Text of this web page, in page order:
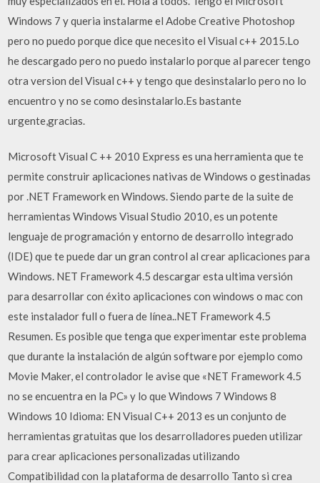
Windows 7 y queria instalarme el Adobe Creative Photoshop
pero no puedo porque dice que necesito el Visual c++ 2015.Lo
he descargado pero no puedo instalarlo porque al parecer tengo
otra version del Visual c++ y tengo que desinstalarlo pero no lo
encuentro y no se como desinstalarlo.Es bastante
urgente,gracias.
Microsoft Visual C ++ 2010 Express es una herramienta que te
permite construir aplicaciones nativas de Windows o gestinadas
por .NET Framework en Windows. Siendo parte de la suite de
herramientas Windows Visual Studio 2010, es un potente
lenguaje de programación y entorno de desarrollo integrado
(IDE) que te puede dar un gran control al crear aplicaciones para
Windows. NET Framework 4.5 descargar esta ultima versión
para desarrollar con éxito aplicaciones con windows o mac con
este instalador full o fuera de línea..NET Framework 4.5
Resumen. Es posible que tenga que experimentar este problema
que durante la instalación de algún software por ejemplo como
Movie Maker, el controlador le avise que «NET Framework 4.5
no se encuentra en la PC» y lo que Windows 7 Windows 8
Windows 10 Idioma: EN Visual C++ 2013 es un conjunto de
herramientas gratuitas que los desarrolladores pueden utilizar
para crear aplicaciones personalizadas utilizando
Compatibilidad con la plataforma de desarrollo Tanto si crea